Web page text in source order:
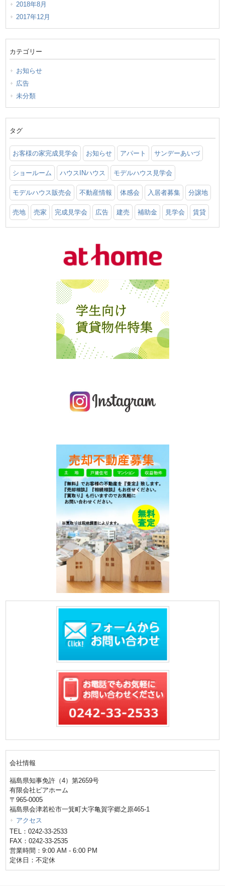
2018年8月
2017年12月
カテゴリー
お知らせ
広告
未分類
タグ
お客様の家完成見学会 お知らせ アパート サンデーあいづ
ショールーム ハウスINハウス モデルハウス見学会
モデルハウス販売会 不動産情報 体感会 入居者募集 分譲地
売地 売家 完成見学会 広告 建売 補助金 見学会 賃貸
会社情報
福島県知事免許（4）第2659号
有限会社ピアホーム
〒965-0005
福島県会津若松市一箕町大字亀賀字郷之原465-1
アクセス
TEL：0242-33-2533
FAX：0242-33-2535
営業時間：9:00 AM - 6:00 PM
定休日：不定休